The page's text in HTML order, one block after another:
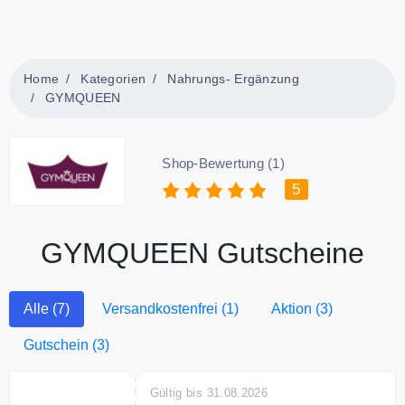
Home Kategorien
Nahrungs- Ergänzung
GYMQUEEN
Shop-Bewertung (1)
5
GYMQUEEN Gutscheine
Alle (7) Versandkostenfrei (1) Aktion (3)
Gutschein (3)
Gültig bis 31.08.2026